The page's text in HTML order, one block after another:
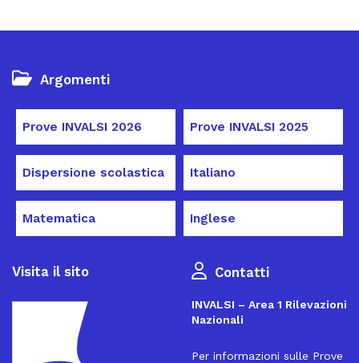
Argomenti
Prove INVALSI 2026 Prove INVALSI 2025
Dispersione scolastica Italiano
Matematica Inglese
Visita il sito Contatti
INVALSI – Area 1 Rilevazioni
Nazionali
Per informazioni sulle Prove